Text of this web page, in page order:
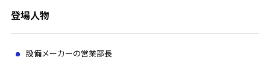
登場人物
設備メーカーの営業部長